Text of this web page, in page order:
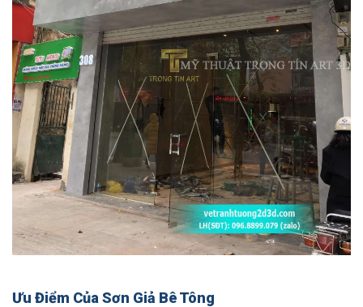
Ưu Điểm Của Sơn Giả Bê Tông